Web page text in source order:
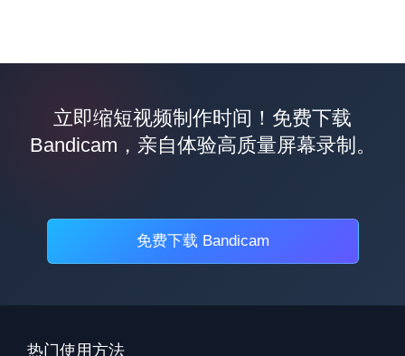
立即缩短视频制作时间！免费下载
Bandicam，亲自体验高质量屏幕录制。
免费下载 Bandicam
热门使用方法